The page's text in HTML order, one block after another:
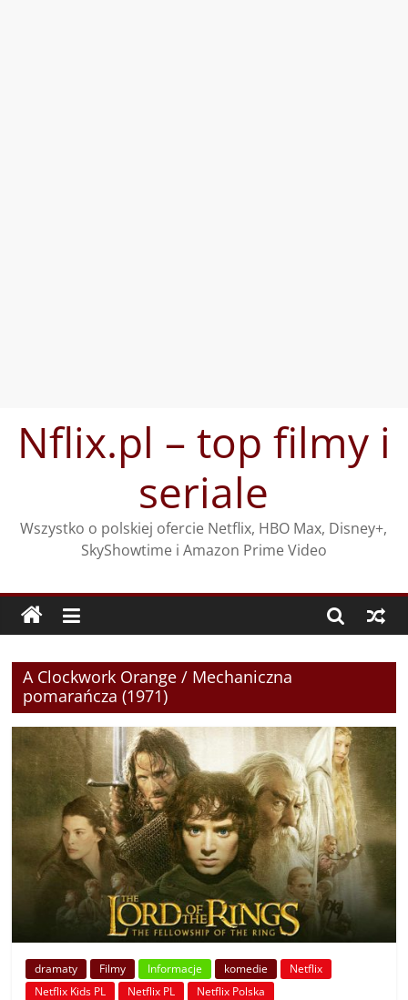
treściNflix.pl – top filmy i
seriale
Wszystko o polskiej ofercie Netflix, HBO Max, Disney+,
SkyShowtime i Amazon Prime Video
A Clockwork Orange / Mechaniczna
pomarańcza (1971)
dramaty Filmy Informacje komedie
Netflix
Netflix Kids PL
Netflix PL
Netflix Polska